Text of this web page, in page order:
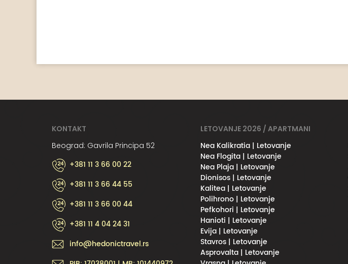
KONTAKT
Beograd: Gavrila Principa 52
+381 11 3 66 00 22
+381 11 3 66 44 55
+381 11 3 66 00 44
+381 11 4 04 24 31
info@hedonictravel.rs
LETOVANJE 2026 / APARTMANI
Nea Kalikratia | Letovanje
Nea Flogita | Letovanje
Nea Plaja | Letovanje
Dionisos | Letovanje
Kalitea | Letovanje
Polihrono | Letovanje
Pefkohori | Letovanje
Hanioti | Letovanje
Evija | Letovanje
Stavros | Letovanje
Asprovalta | Letovanje